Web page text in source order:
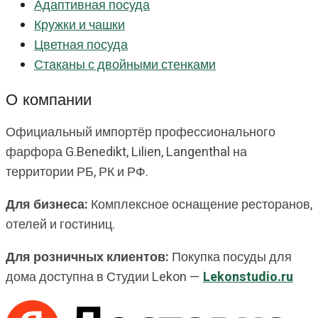
Адаптивная посуда
Кружки и чашки
Цветная посуда
Стаканы с двойными стенками
О компании
Официальный импортёр профессионального
фарфора G.Benedikt, Lilien, Langenthal на
территории РБ, РК и РФ.
Для бизнеса: Комплексное оснащение ресторанов,
отелей и гостиниц.
Для розничных клиентов: Покупка посуды для
дома доступна в Студии Lekon — Lekonstudio.ru